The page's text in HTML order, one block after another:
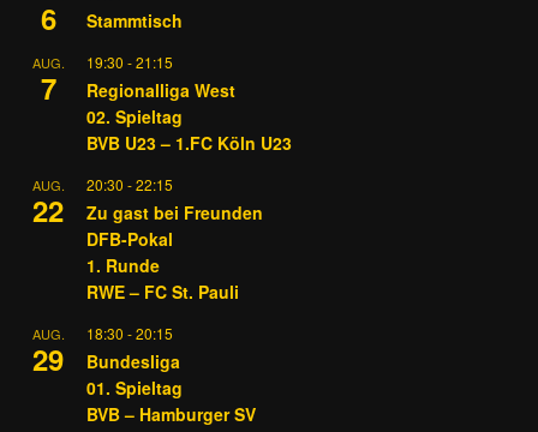
6 Stammtisch
AUG.
7
19:30 -21:15
Regionalliga West
02. Spieltag
BVB U23 – 1.FC Köln U23
AUG.
22
20:30 -22:15
Zu gast bei Freunden
DFB-Pokal
1. Runde
RWE – FC St. Pauli
AUG.
29
18:30 -20:15
Bundesliga
01. Spieltag
BVB – Hamburger SV